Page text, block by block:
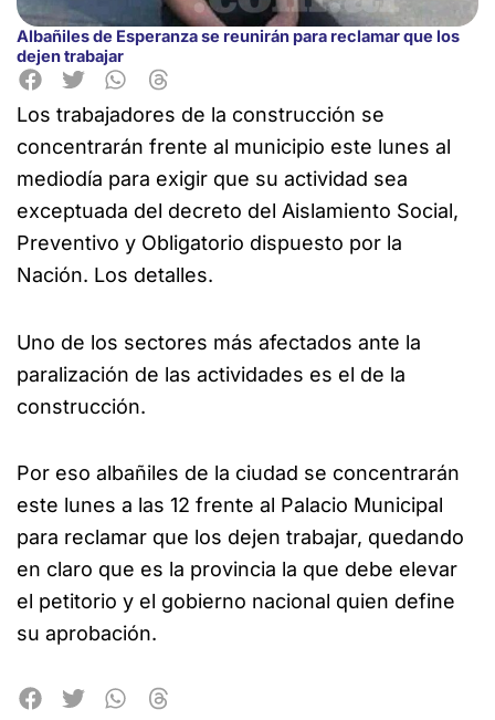
Albañiles de Esperanza se reunirán para reclamar que los
dejen trabajar
Los trabajadores de la construcción se
concentrarán frente al municipio este lunes al
mediodía para exigir que su actividad sea
exceptuada del decreto del Aislamiento Social,
Preventivo y Obligatorio dispuesto por la
Nación. Los detalles.
Uno de los sectores más afectados ante la
paralización de las actividades es el de la
construcción.
Por eso albañiles de la ciudad se concentrarán
este lunes a las 12 frente al Palacio Municipal
para reclamar que los dejen trabajar, quedando
en claro que es la provincia la que debe elevar
el petitorio y el gobierno nacional quien define
su aprobación.